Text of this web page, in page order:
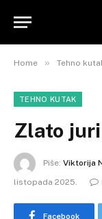
Home » Tehno
TEHNO KUTAK
Zlato
Piše: Viktorija
listopada 2025.
Facebook